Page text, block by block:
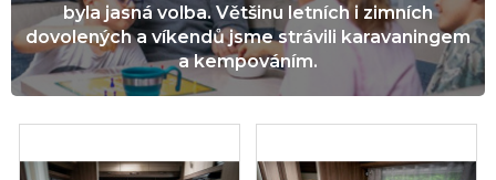
byla jasná volba. Většinu letních i zimních
dovolených a víkendů jsme strávili karavaningem
a kempováním.